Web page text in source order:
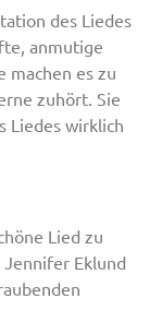
des Liedes
anmutige
machen es zu
zuhört. Sie
Liedes wirklich
Lied zu
Eklund